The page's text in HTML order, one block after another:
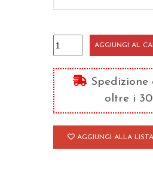
Il
governo
di
Dio
quantità
AGGIUNGI AL
oltre i
AGGIUNGI ALLA